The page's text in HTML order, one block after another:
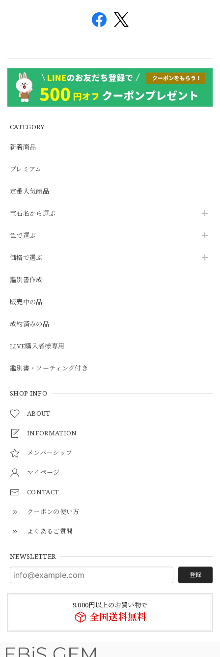
CATEGORY
新着商品
プレミアム
定番人気商品
宝石名から選ぶ
色で選ぶ
価格で選ぶ
鑑別書作成
販売中の品
成約済みの品
LIVE購入者様専用
鑑別書・ソーティング付き
SHOP INFO
ABOUT
INFORMATION
メンバーシップ
マイページ
CONTACT
クーポンの使い方
よくあるご質問
NEWSLETTER
登録
9,000円以上のお買い物で
全国送料無料